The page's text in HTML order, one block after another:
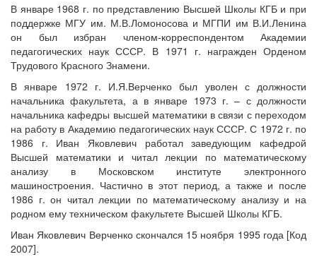
В январе 1968 г. по представлению Высшей Школы КГБ и при
поддержке МГУ им. М.В.Ломоносова и МГПИ им В.И.Ленина
он был избран членом-корреспондентом Академии
педагогических наук СССР. В 1971 г. награжден Орденом
Трудового Красного Знамени.
В январе 1972 г. И.Я.Верченко был уволен с должности
начальника факультета, а в январе 1973 г. – с должности
начальника кафедры высшей математики в связи с переходом
на работу в Академию педагогических наук СССР. С 1972 г. по
1986 г. Иван Яковлевич работал заведующим кафедрой
Высшей математики и читал лекции по математическому
анализу в Московском институте электронного
машиностроения. Частично в этот период, а также и после
1986 г. он читал лекции по математическому анализу и на
родном ему техническом факультете Высшей Школы КГБ.
Иван Яковлевич Верченко скончался 15 ноября 1995 года [Код
2007].